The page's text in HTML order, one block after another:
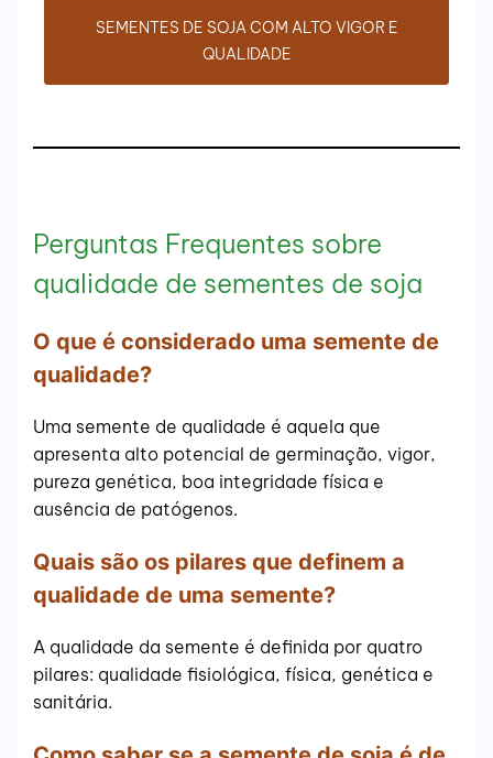
SEMENTES DE SOJA COM ALTO VIGOR E
QUALIDADE
Perguntas Frequentes sobre
qualidade de sementes de soja
O que é considerado uma semente de
qualidade?
Uma semente de qualidade é aquela que
apresenta alto potencial de germinação, vigor,
pureza genética, boa integridade física e
ausência de patógenos.
Quais são os pilares que definem a
qualidade de uma semente?
A qualidade da semente é definida por quatro
pilares: qualidade fisiológica, física, genética e
sanitária.